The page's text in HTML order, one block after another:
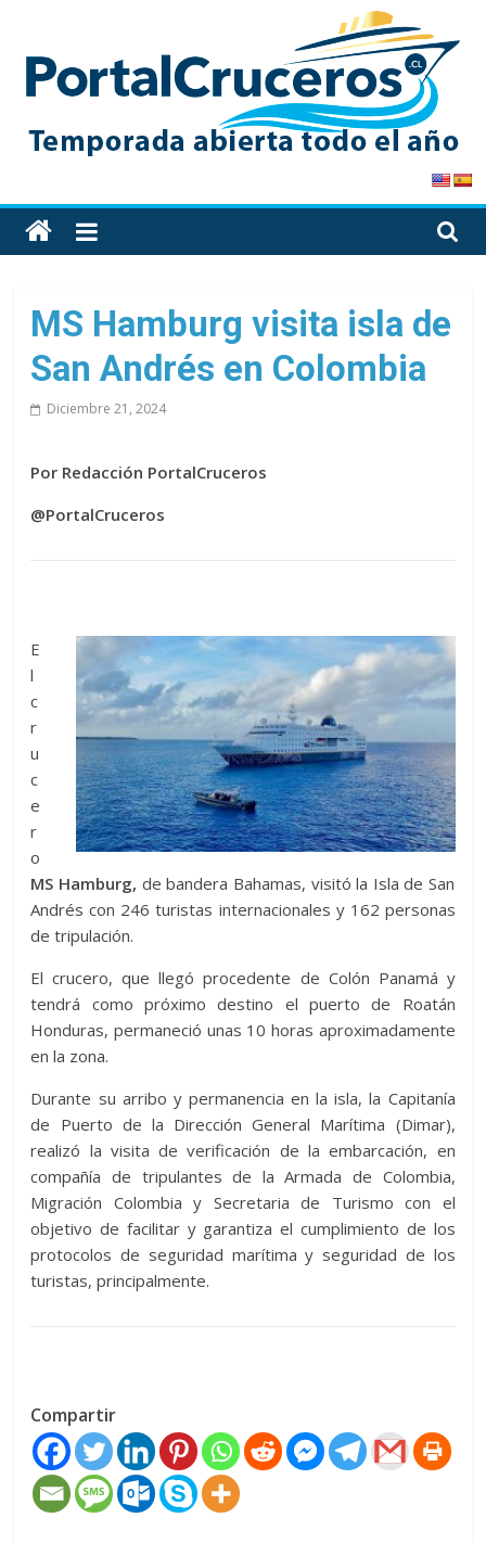
content
PortalCruceros
Toda
la
de
cruceros
en
solo
MS Hamburg visita isla de
San Andrés en Colombia
Diciembre 21, 2024
Por Redacción PortalCruceros
@PortalCruceros
E
l
c
r
u
c
e
r
o
MS Hamburg, de bandera Bahamas, visitó la Isla de San
Andrés con 246 turistas internacionales y 162 personas
de tripulación.
El crucero, que llegó procedente de Colón Panamá y
tendrá como próximo destino el puerto de Roatán
Honduras, permaneció unas 10 horas aproximadamente
en la zona.
Durante su arribo y permanencia en la isla, la Capitanía
de Puerto de la Dirección General Marítima (Dimar),
realizó la visita de verificación de la embarcación, en
compañía de tripulantes de la Armada de Colombia,
Migración Colombia y Secretaria de Turismo con el
objetivo de facilitar y garantiza el cumplimiento de los
protocolos de seguridad marítima y seguridad de los
turistas, principalmente.
Compartir